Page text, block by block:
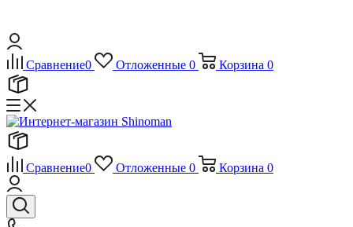
Сравнение0 Отложенные 0 Корзина 0
Сравнение0 Отложенные 0 Корзина 0